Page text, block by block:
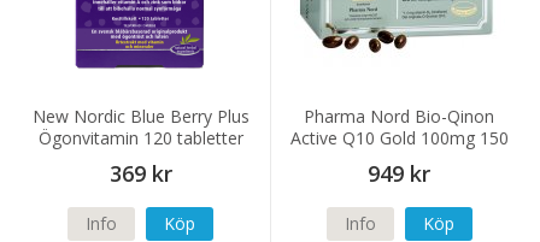
New Nordic Blue Berry Plus
Ögonvitamin 120 tabletter
369 kr
Info Köp
Pharma Nord Bio-Qinon
Active Q10 Gold 100mg 150
kapslar
949 kr
Info Köp